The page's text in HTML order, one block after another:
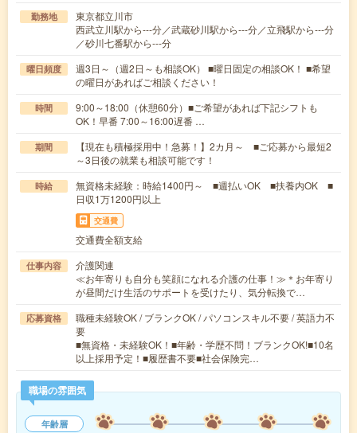
勤務地
東京都立川市
西武立川駅から---分／武蔵砂川駅から---分／立飛駅から---分
／砂川七番駅から---分
曜日頻度
週3日～（週2日～も相談OK） ■曜日固定の相談OK！ ■希望
の曜日があればご相談ください！
時間
9:00～18:00（休憩60分）■ご希望があれば下記シフトも
OK！早番 7:00～16:00遅番 …
期間
【現在も積極採用中！急募！】2カ月～ ■ご応募から最短2
～3日後の就業も相談可能です！
時給
無資格未経験：時給1400円～ ■週払いOK ■扶養内OK ■
日収1万1200円以上
交通費
交通費全額支給
仕事内容
介護関連
≪お年寄りも自分も笑顔になれる介護の仕事！≫＊お年寄り
が昼間だけ生活のサポートを受けたり、気分転換で…
応募資格
職種未経験OK / ブランクOK / パソコンスキル不要 / 英語力不
要
■無資格・未経験OK！■年齢・学歴不問！ブランクOK!■10名
以上採用予定！■履歴書不要■社会保険完…
職場の雰囲気
年齢層